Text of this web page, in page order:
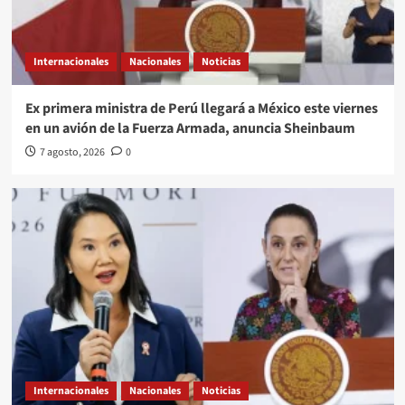
Internacionales Nacionales Noticias
Ex primera ministra de Perú llegará a México este viernes
en un avión de la Fuerza Armada, anuncia Sheinbaum
7 agosto, 2026 0
Internacionales Nacionales Noticias